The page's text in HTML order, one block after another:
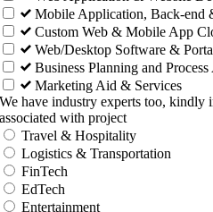
Mobile Application, Back-end
Custom Web & Mobile App
Web/Desktop Software &
Business Planning and
Marketing Aid & Services
We have industry experts too, kindly
associated with project
Travel & Hospitality
Logistics & Transportation
FinTech
EdTech
Entertainment